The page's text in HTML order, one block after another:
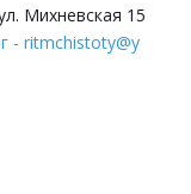
Михневская 15
- ritmchistoty@y